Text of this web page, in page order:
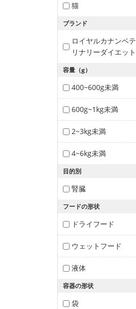
猫
ブランド
ロイヤルカナンベテ
リナリーダイエット
容量（g）
400~600g未満
600g~1kg未満
2~3kg未満
4~6kg未満
目的別
腎臓
フードの形状
ドライフード
ウェットフード
液体
容器の形状
袋